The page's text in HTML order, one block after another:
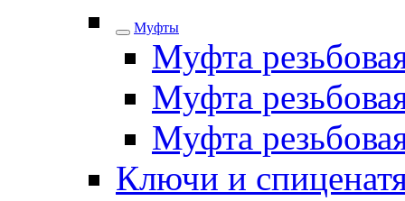
Муфты
Муфта
Муфта
Муфта
Ключи и